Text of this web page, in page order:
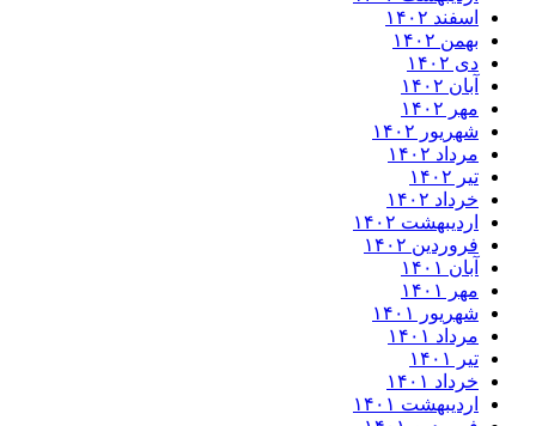
اسفند ۱۴۰۲
بهمن ۱۴۰۲
دی ۱۴۰۲
آبان ۱۴۰۲
مهر ۱۴۰۲
شهریور ۱۴۰۲
مرداد ۱۴۰۲
تیر ۱۴۰۲
خرداد ۱۴۰۲
اردیبهشت ۱۴۰۲
فروردین ۱۴۰۲
آبان ۱۴۰۱
مهر ۱۴۰۱
شهریور ۱۴۰۱
مرداد ۱۴۰۱
تیر ۱۴۰۱
خرداد ۱۴۰۱
اردیبهشت ۱۴۰۱